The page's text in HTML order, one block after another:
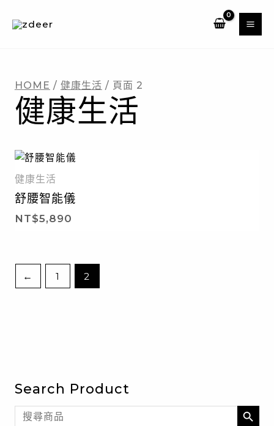
Search Product
Search
for:
SEARCH
HOME / 健康生活 / 頁面 2
健康生活
健康生活
舒腰智能儀
NT$5,890
← 1 2